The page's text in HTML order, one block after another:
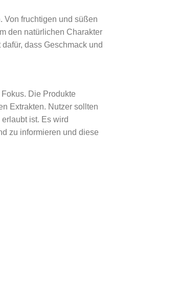
Von fruchtigen und süßen
den natürlichen Charakter
dass Geschmack und
Die Produkte
Extrakten. Nutzer sollten
ist. Es wird
zu informieren und diese